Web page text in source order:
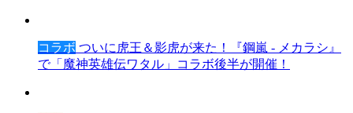
コラボ ついに虎王＆影虎が来た！『鋼嵐 - メカラシ』
で「魔神英雄伝ワタル」コラボ後半が開催！